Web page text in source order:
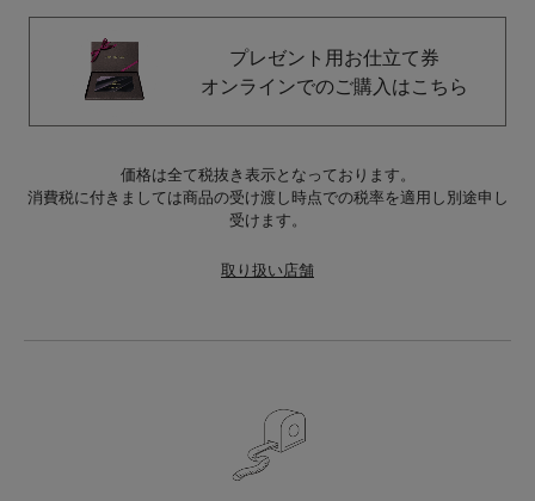
プレゼント用お仕立て券
オンラインでのご購入はこちら
価格は全て税抜き表示となっております。
消費税に付きましては商品の受け渡し時点での税率を適用し別途申し
受けます。
取り扱い店舗